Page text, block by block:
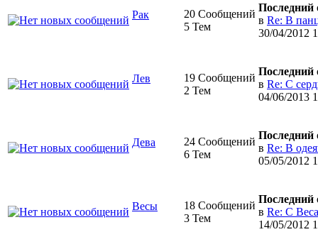
Рак
20 Сообщений
5 Тем
Последний
в Re: В
30/04/2012
Лев
19 Сообщений
2 Тем
Последний
в Re: С
04/06/2013
Дева
24 Сообщений
6 Тем
Последний
в Re: В
05/05/2012
Весы
18 Сообщений
3 Тем
Последний
в Re: С
14/05/2012